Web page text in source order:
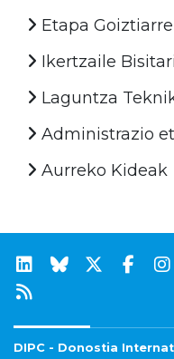
Etapa
Ikertzaile
Laguntza
Administrazio
Aurreko Kideak
DIPC - Donostia